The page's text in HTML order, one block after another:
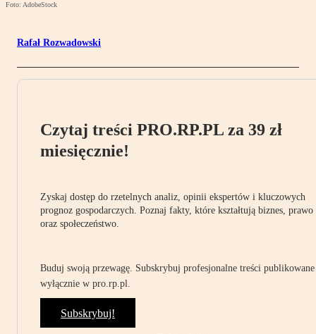
Foto: AdobeStock
Rafał Rozwadowski
Czytaj treści PRO.RP.PL za 39 zł
miesięcznie!
Zyskaj dostęp do rzetelnych analiz, opinii ekspertów i kluczowych
prognoz gospodarczych. Poznaj fakty, które kształtują biznes, prawo
oraz społeczeństwo.
Buduj swoją przewagę. Subskrybuj profesjonalne treści publikowane
wyłącznie w pro.rp.pl.
Subskrybuj!